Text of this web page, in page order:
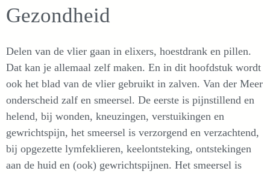
Gezondheid
Delen van de vlier gaan in elixers, hoestdrank en pillen.
Dat kan je allemaal zelf maken. En in dit hoofdstuk wordt
ook het blad van de vlier gebruikt in zalven. Van der Meer
onderscheid zalf en smeersel. De eerste is pijnstillend en
helend, bij wonden, kneuzingen, verstuikingen en
gewrichtspijn, het smeersel is verzorgend en verzachtend,
bij opgezette lymfeklieren, keelontsteking, ontstekingen
aan de huid en (ook) gewrichtspijnen. Het smeersel is